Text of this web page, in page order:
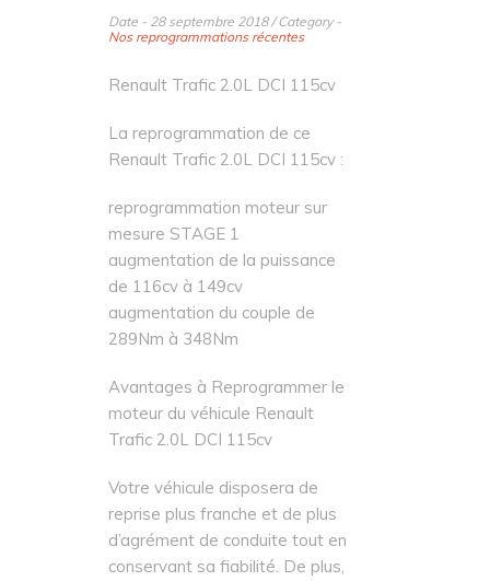
Date - 28 septembre 2018 / Category -
Nos reprogrammations récentes
Renault Trafic 2.0L DCI 115cv
La reprogrammation de ce
Renault Trafic 2.0L DCI 115cv :
reprogrammation moteur sur
mesure STAGE 1
augmentation de la puissance
de 116cv à 149cv
augmentation du couple de
289Nm à 348Nm
Avantages à Reprogrammer le
moteur du véhicule Renault
Trafic 2.0L DCI 115cv
Votre véhicule disposera de
reprise plus franche et de plus
d’agrément de conduite tout en
conservant sa fiabilité. De plus,